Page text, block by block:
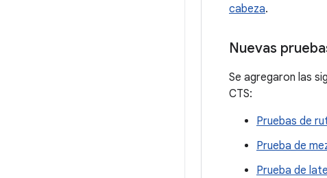
cabeza.
Nuevas
Se agregaron las
CTS:
Pruebas de
Prueba de
Prueba de